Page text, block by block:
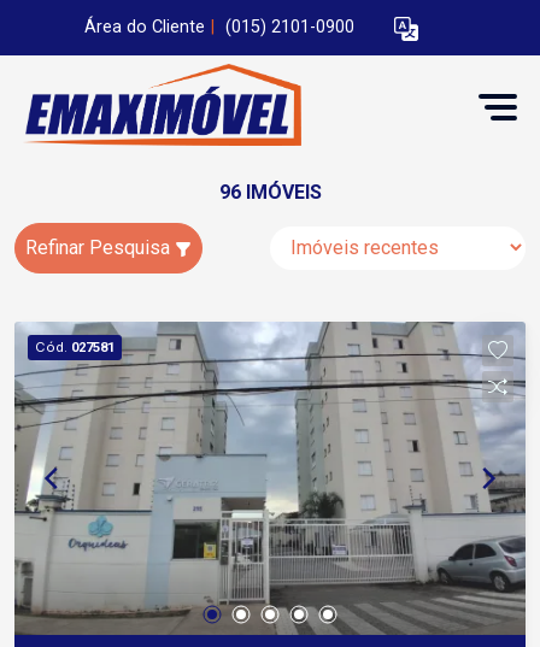
Área do Cliente (015) 2101-0900
96 IMÓVEIS
Refinar Pesquisa
Cód. 027581